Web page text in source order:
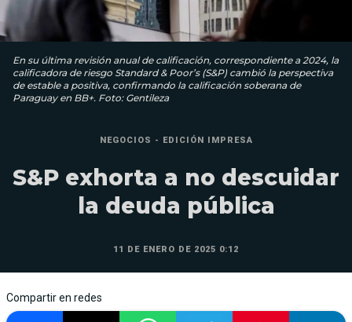
En su última revisión anual de calificación, correspondiente a 2024, la
calificadora de riesgo Standard & Poor’s (S&P) cambió la perspectiva
de estable a positiva, confirmando la calificación soberana de
Paraguay en BB+. Foto: Gentileza
NEGOCIOS - EDICIÓN IMPRESA
S&P exhorta a no descuidar
la deuda pública
11 DE ENERO DE 2025 0:12
Compartir en redes